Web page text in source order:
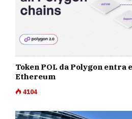
Token POL da Polygon entra
Ethereum
4104